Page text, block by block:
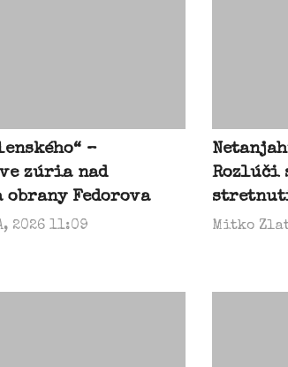
–
zúria nad
Fedorova
2026 11:09
Rozlúči
Mitko